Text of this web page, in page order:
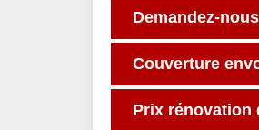
Demandez-
Couverture
Prix rénovation